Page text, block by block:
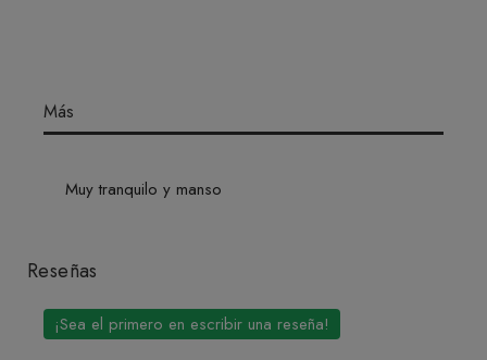
Más
Muy tranquilo y manso
Reseñas
¡Sea el primero en escribir una reseña!